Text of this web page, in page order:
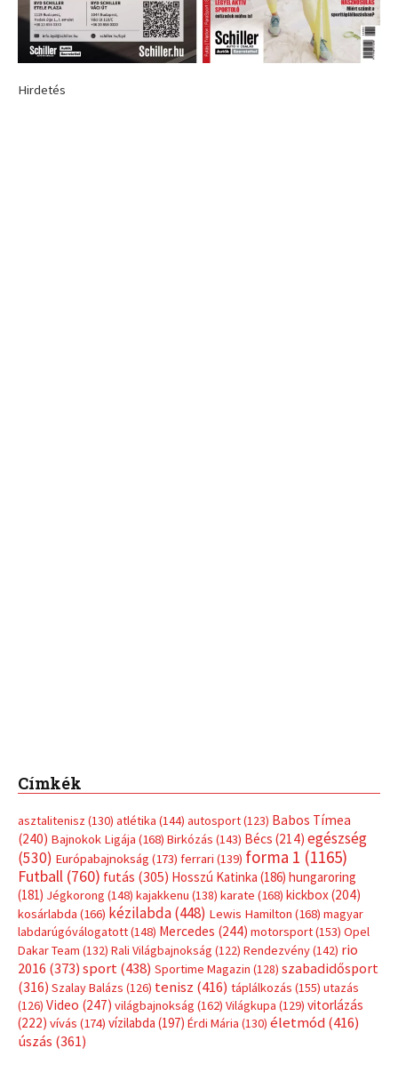
Hirdetés
Címkék
asztalitenisz (130) atlétika (144) autosport(123) Babos Tímea
(240) Bajnokok Ligája (168) Birkózás (143) Bécs (214) egészség
(530) Európabajnokság (173) ferrari (139) forma 1 (1165)
Futball (760) futás (305) Hosszú Katinka (186) hungaroring
(181) Jégkorong (148) kajakkenu (138) karate (168) kickbox(204)
kosárlabda (166) kézilabda(448) Lewis Hamilton (168) magyar
labdarúgóválogatott(148) Mercedes (244) motorsport(153) Opel
Dakar Team (132) Rali Világbajnokság (122) Rendezvény(142) rio
2016 (373) sport(438) Sportime Magazin (128) szabadidősport
(316) Szalay Balázs (126) tenisz (416) táplálkozás (155) utazás
(126) Video (247) világbajnokság (162) Világkupa (129) vitorlázás
(222) vívás (174) vízilabda (197) Érdi Mária (130) életmód(416)
úszás (361)